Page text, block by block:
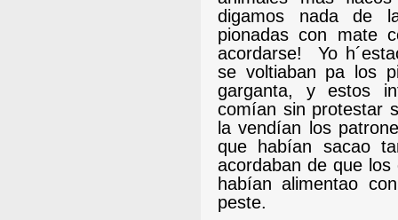
digamos nada de
pionadas con mate
acordarse!
Yo
se voltiaban pa los
garganta, y estos
comían sin protestar
la vendían los
que habían sacao
acordaban de que los
habían alimentao
peste.